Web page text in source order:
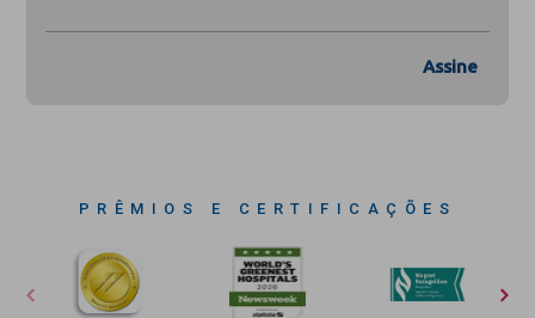
Assine
PRÊMIOS E CERTIFICAÇÕES